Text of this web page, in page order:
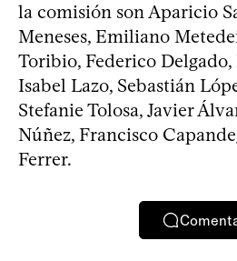
la comisión son Aparicio
Meneses, Emiliano
Toribio, Federico
Isabel Lazo, Sebastián
Stefanie Tolosa, Javier
Núñez, Francisco
Ferrer.